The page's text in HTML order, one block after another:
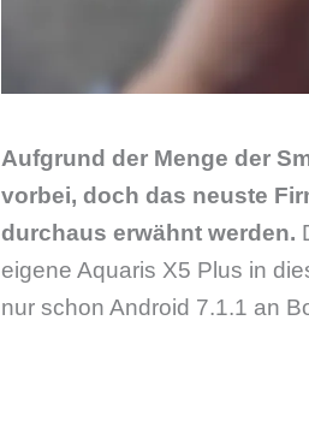
Aufgrund der Menge der
vorbei, doch das neuste
durchaus erwähnt werden.
eigene Aquaris X5 Plus in
nur schon Android 7.1.1 an